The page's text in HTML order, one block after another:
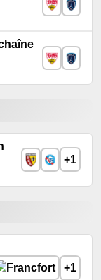
+1
+1